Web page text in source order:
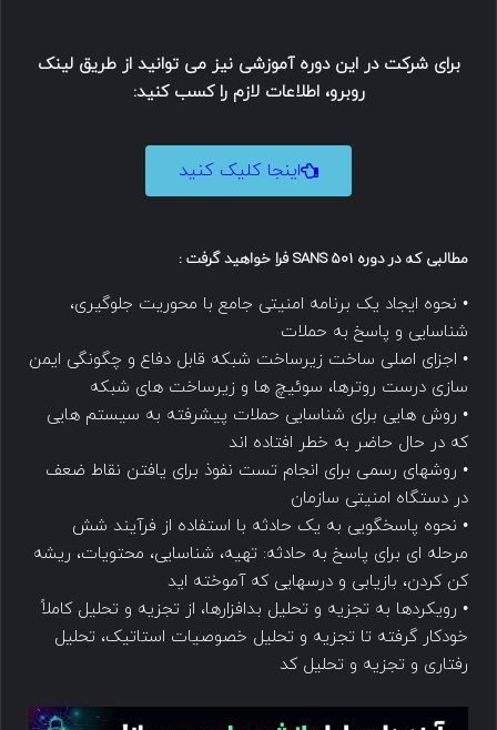
برای شرکت در این دوره آموزشی نیز می توانید از طریق لینک
روبرو، اطلاعات لازم را کسب کنید:
اینجا کلیک کنید
مطالبی که در دوره SANS 501 فرا خواهید گرفت :
• نحوه ایجاد یک برنامه امنیتی جامع با محوریت جلوگیری،
شناسایی و پاسخ به حملات
• اجزای اصلی ساخت زیرساخت شبکه قابل دفاع و چگونگی ایمن
سازی درست روترها، سوئیچ ها و زیرساخت های شبکه
• روش هایی برای شناسایی حملات پیشرفته به سیستم هایی
که در حال حاضر به خطر افتاده اند
• روشهای رسمی برای انجام تست نفوذ برای یافتن نقاط ضعف
در دستگاه امنیتی سازمان
• نحوه پاسخگویی به یک حادثه با استفاده از فرآیند شش
مرحله ای برای پاسخ به حادثه: تهیه، شناسایی، محتویات، ریشه
کن کردن، بازیابی و درسهایی که آموخته اید
• رویکردها به تجزیه و تحلیل بدافزارها، از تجزیه و تحلیل کاملاً
خودکار گرفته تا تجزیه و تحلیل خصوصیات استاتیک، تحلیل
رفتاری و تجزیه و تحلیل کد